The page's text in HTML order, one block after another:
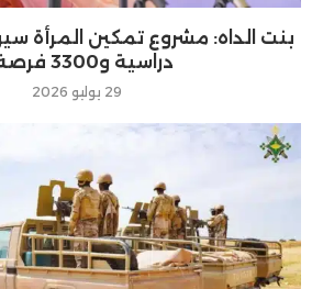
دراسية و3300 فرصة...
29 يوليو 2026